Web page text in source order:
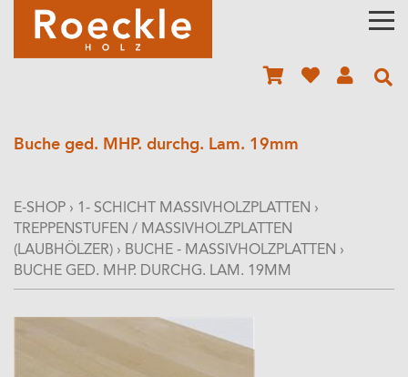
Buche ged. MHP. durchg. Lam. 19mm
E-SHOP › 1- SCHICHT MASSIVHOLZPLATTEN ›
TREPPENSTUFEN / MASSIVHOLZPLATTEN
(LAUBHÖLZER) › BUCHE - MASSIVHOLZPLATTEN ›
BUCHE GED. MHP. DURCHG. LAM. 19MM